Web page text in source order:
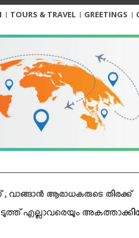
TOURS & TRAVEL GREETINGS
വാങ്ങാന്‍ ആരാധകരുടെ തിരക്ക്
എല്ലാവരെയും